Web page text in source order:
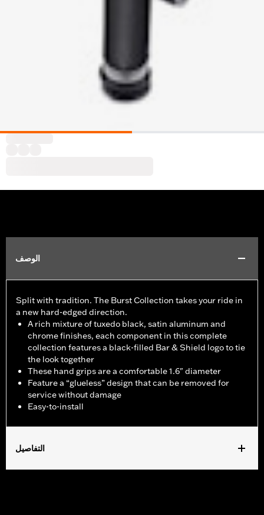
الوصف
Split with tradition. The Burst Collection takes your ride in
a new hard-edged direction.
A rich mixture of tuxedo black, satin aluminum and
chrome finishes, each component in this complete
collection features a black-filled Bar & Shield logo to tie
the look together
These hand grips are a comfortable 1.6" diameter
Feature a “glueless” design that can be removed for
service without damage
Easy-to-install
التفاصيل